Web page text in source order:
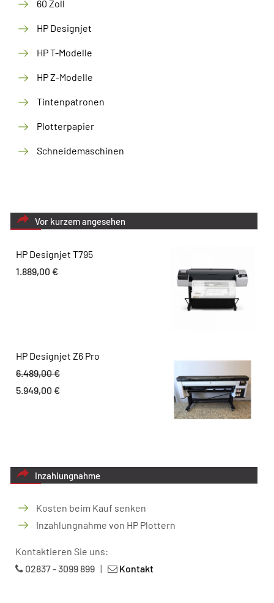
60 Zoll
HP Designjet
HP T-Modelle
HP Z-Modelle
Tintenpatronen
Plotterpapier
Schneidemaschinen
Vor kurzem angesehen
HP Designjet T795
1.889,00 €
HP Designjet Z6 Pro
6.489,00€
Ursprünglicher
5.949,00 €
Inzahlungnahme
Kosten beim Kauf senken
Inzahlungnahme von HP Plottern
Kontaktieren Sie uns:
02837 - 3099 899 | Kontakt